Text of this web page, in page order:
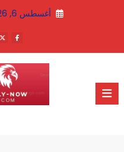
أغسطس 6, 2026